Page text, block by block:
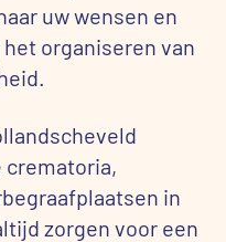
uw wensen en
organiseren van
crematoria,
in
zorgen voor een